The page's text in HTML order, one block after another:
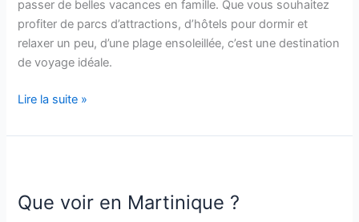
passer de belles vacances en famille. Que vous souhaitez
profiter de parcs d’attractions, d’hôtels pour dormir et
relaxer un peu, d’une plage ensoleillée, c’est une destination
de voyage idéale.
Voyage
Floride
belles
destinations
Lire la suite »
Que voir en Martinique ?